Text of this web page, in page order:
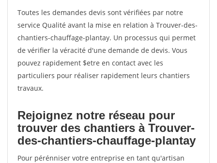
Toutes les demandes devis sont vérifiées par notre
service Qualité avant la mise en relation à Trouver-des-
chantiers-chauffage-plantay. Un processus qui permet
de vérifier la véracité d'une demande de devis. Vous
pouvez rapidement $etre en contact avec les
particuliers pour réaliser rapidement leurs chantiers
travaux.
Rejoignez notre réseau pour
trouver des chantiers à Trouver-
des-chantiers-chauffage-plantay
Pour pérénniser votre entreprise en tant qu'artisan